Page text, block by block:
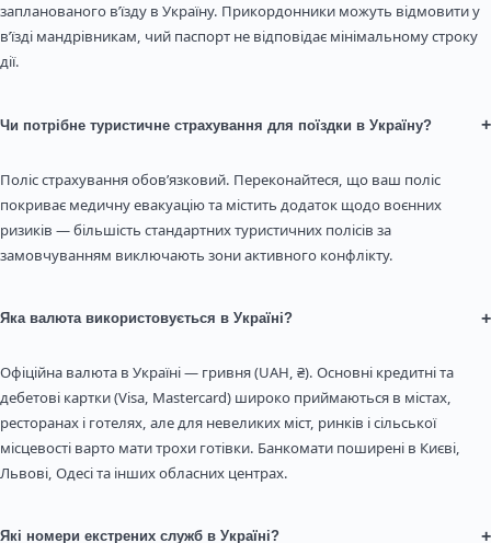
запланованого в’їзду в Україну. Прикордонники можуть відмовити у
в’їзді мандрівникам, чий паспорт не відповідає мінімальному строку
дії.
Чи потрібне туристичне страхування для поїздки в Україну? +
Поліс страхування обов’язковий. Переконайтеся, що ваш поліс
покриває медичну евакуацію та містить додаток щодо воєнних
ризиків — більшість стандартних туристичних полісів за
замовчуванням виключають зони активного конфлікту.
Яка валюта використовується в Україні? +
Офіційна валюта в Україні — гривня (UAH, ₴). Основні кредитні та
дебетові картки (Visa, Mastercard) широко приймаються в містах,
ресторанах і готелях, але для невеликих міст, ринків і сільської
місцевості варто мати трохи готівки. Банкомати поширені в Києві,
Львові, Одесі та інших обласних центрах.
Які номери екстрених служб в Україні? +